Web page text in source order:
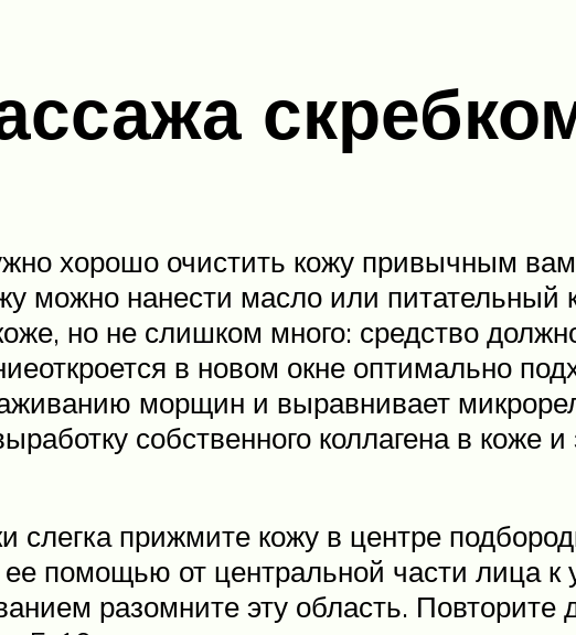
хорошо очистить кожу привычным
можно нанести масло или питательный
но не слишком много: средство
в новом окне оптимально
морщин и выравнивает
собственного коллагена в коже
слегка прижмите кожу в центре
помощью от центральной части лица к
разомните эту область.